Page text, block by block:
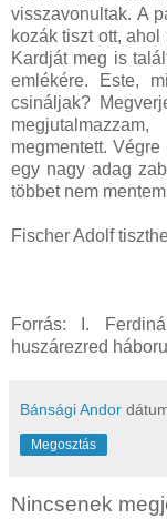
visszavonultak. A
kozák tiszt ott,
Kardját meg is
emlékére. Este,
csináljak?
megmentett.
egy nagy adag
többet nem
Fischer Adolf
Forrás: I.
huszárezred
Bánsági Andor
Megosztás
Nincsenek